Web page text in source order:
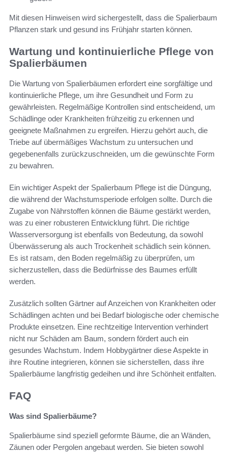
Mit diesen Hinweisen wird sichergestellt, dass die Spalierbaum
Pflanzen stark und gesund ins Frühjahr starten können.
Wartung und kontinuierliche Pflege von
Spalierbäumen
Die Wartung von Spalierbäumen erfordert eine sorgfältige und
kontinuierliche Pflege, um ihre Gesundheit und Form zu
gewährleisten. Regelmäßige Kontrollen sind entscheidend, um
Schädlinge oder Krankheiten frühzeitig zu erkennen und
geeignete Maßnahmen zu ergreifen. Hierzu gehört auch, die
Triebe auf übermäßiges Wachstum zu untersuchen und
gegebenenfalls zurückzuschneiden, um die gewünschte Form
zu bewahren.
Ein wichtiger Aspekt der Spalierbaum Pflege ist die Düngung,
die während der Wachstumsperiode erfolgen sollte. Durch die
Zugabe von Nährstoffen können die Bäume gestärkt werden,
was zu einer robusteren Entwicklung führt. Die richtige
Wasserversorgung ist ebenfalls von Bedeutung, da sowohl
Überwässerung als auch Trockenheit schädlich sein können.
Es ist ratsam, den Boden regelmäßig zu überprüfen, um
sicherzustellen, dass die Bedürfnisse des Baumes erfüllt
werden.
Zusätzlich sollten Gärtner auf Anzeichen von Krankheiten oder
Schädlingen achten und bei Bedarf biologische oder chemische
Produkte einsetzen. Eine rechtzeitige Intervention verhindert
nicht nur Schäden am Baum, sondern fördert auch ein
gesundes Wachstum. Indem Hobbygärtner diese Aspekte in
ihre Routine integrieren, können sie sicherstellen, dass ihre
Spalierbäume langfristig gedeihen und ihre Schönheit entfalten.
FAQ
Was sind Spalierbäume?
Spalierbäume sind speziell geformte Bäume, die an Wänden,
Zäunen oder Pergolen angebaut werden. Sie bieten sowohl